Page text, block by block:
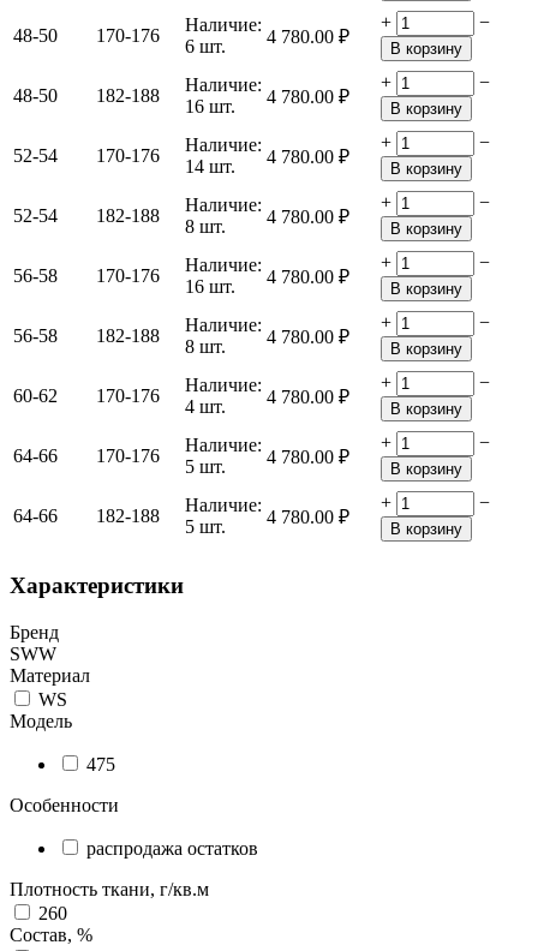
48-50 170-176
Наличие:
6 шт.
4 780.00 ₽
+ −
В корзину
48-50 182-188
Наличие:
16 шт.
4 780.00 ₽
+ −
В корзину
52-54 170-176
Наличие:
14 шт.
4 780.00 ₽
+ −
В корзину
52-54 182-188
Наличие:
8 шт.
4 780.00 ₽
+ −
В корзину
56-58 170-176
Наличие:
16 шт.
4 780.00 ₽
+ −
В корзину
56-58 182-188
Наличие:
8 шт.
4 780.00 ₽
+ −
В корзину
60-62 170-176
Наличие:
4 шт.
4 780.00 ₽
+ −
В корзину
64-66 170-176
Наличие:
5 шт.
4 780.00 ₽
+ −
В корзину
64-66 182-188
Наличие:
5 шт.
4 780.00 ₽
+ −
В корзину
Характеристики
Бренд
SWW
Материал
WS
Модель
475
Особенности
распродажа остатков
Плотность ткани, г/кв.м
260
Состав, %